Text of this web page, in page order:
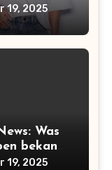
19, 2025
Was
bekannt
19, 2025